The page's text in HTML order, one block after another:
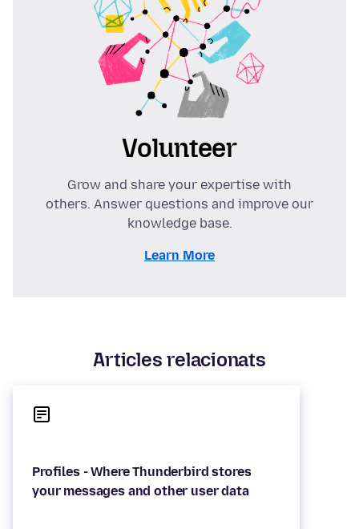
Volunteer
Grow and share your expertise with
others. Answer questions and improve our
knowledge base.
Learn More
Articles relacionats
Profiles - Where Thunderbird stores
your messages and other user data